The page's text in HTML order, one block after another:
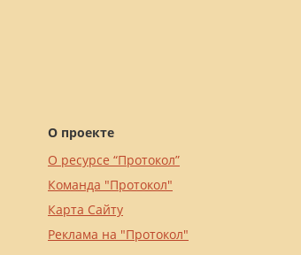
О проекте
О ресурсе “Протокол”
Команда "Протокол"
Карта Сайту
Реклама на "Протокол"